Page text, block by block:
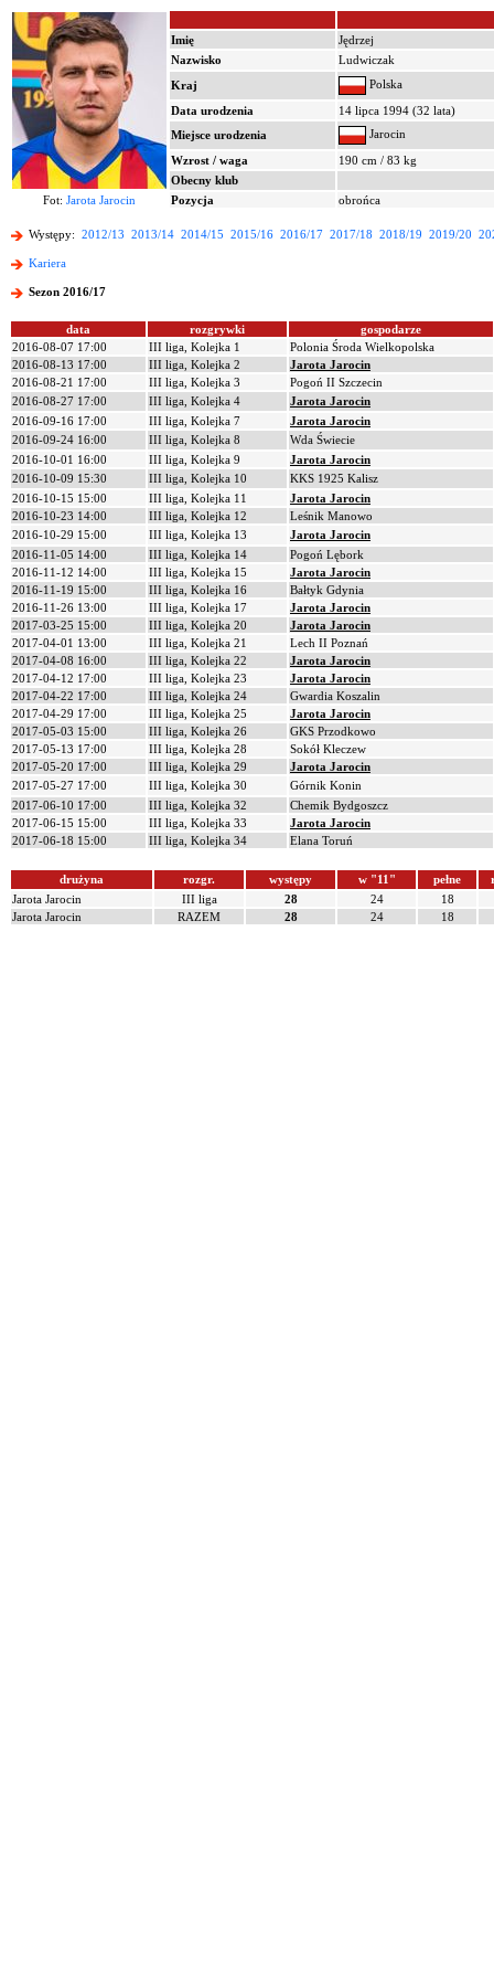
Imię
Jędrzej
Nazwisko
Ludwiczak
Kraj
Polska
Data urodzenia
14 lipca 1994 (32 lata)
Miejsce urodzenia
Jarocin
Wzrost / waga
190 cm / 83 kg
Obecny klub
Fot: Jarota Jarocin Pozycja obrońca
Występy: 2012/13 2013/14 2014/15 2015/16 2016/17 2017/18 2018/19 2019/20
Kariera
Sezon 2016/17
data rozgrywki
gospodarze
2016-08-07 17:00
III liga, Kolejka 1
Polonia Środa Wielkopolska
2016-08-13 17:00
III liga, Kolejka 2
Jarota Jarocin
2016-08-21 17:00
III liga, Kolejka 3
Pogoń II Szczecin
2016-08-27 17:00
III liga, Kolejka 4
Jarota Jarocin
2016-09-16 17:00
III liga, Kolejka 7
Jarota Jarocin
2016-09-24 16:00
III liga, Kolejka 8
Wda Świecie
2016-10-01 16:00
III liga, Kolejka 9
Jarota Jarocin
2016-10-09 15:30
III liga, Kolejka 10
KKS 1925 Kalisz
2016-10-15 15:00
III liga, Kolejka 11
Jarota Jarocin
2016-10-23 14:00
III liga, Kolejka 12
Leśnik Manowo
2016-10-29 15:00
III liga, Kolejka 13
Jarota Jarocin
2016-11-05 14:00
III liga, Kolejka 14
Pogoń Lębork
2016-11-12 14:00
III liga, Kolejka 15
Jarota Jarocin
2016-11-19 15:00
III liga, Kolejka 16
Bałtyk Gdynia
2016-11-26 13:00
III liga, Kolejka 17
Jarota Jarocin
2017-03-25 15:00
III liga, Kolejka 20
Jarota Jarocin
2017-04-01 13:00
III liga, Kolejka 21
Lech II Poznań
2017-04-08 16:00
III liga, Kolejka 22
Jarota Jarocin
2017-04-12 17:00
III liga, Kolejka 23
Jarota Jarocin
2017-04-22 17:00
III liga, Kolejka 24
Gwardia Koszalin
2017-04-29 17:00
III liga, Kolejka 25
Jarota Jarocin
2017-05-03 15:00
III liga, Kolejka 26
GKS Przodkowo
2017-05-13 17:00
III liga, Kolejka 28
Sokół Kleczew
2017-05-20 17:00
III liga, Kolejka 29
Jarota Jarocin
2017-05-27 17:00
III liga, Kolejka 30
Górnik Konin
2017-06-10 17:00
III liga, Kolejka 32
Chemik Bydgoszcz
2017-06-15 15:00
III liga, Kolejka 33
Jarota Jarocin
2017-06-18 15:00
III liga, Kolejka 34 Elana Toruń
drużyna rozgr. występy w "11" pełne
Jarota Jarocin
III liga 28 24
18
Jarota Jarocin
RAZEM 28 24 18